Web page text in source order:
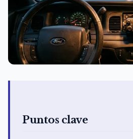
Puntos clave